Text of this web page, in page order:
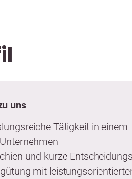
uns
Tätigkeit in einem
und kurze
mit